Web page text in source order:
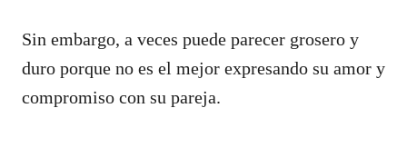
Sin embargo, a veces puede parecer grosero y
duro porque no es el mejor expresando su amor y
compromiso con su pareja.